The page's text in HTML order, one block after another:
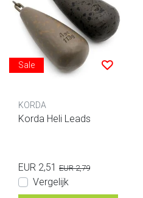
Sale
KORDA
Korda Heli Leads
EUR 2,51 EUR 2,79
Vergelijk